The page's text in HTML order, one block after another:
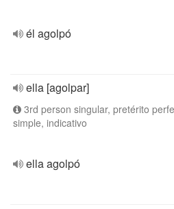
él agolpó
ella [agolpar]
3rd person singular, pretérito
simple, indicativo
ella agolpó